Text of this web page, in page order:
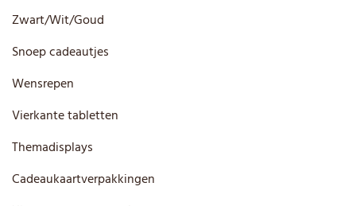
Zwart/Wit/Goud
Snoep cadeautjes
Wensrepen
Vierkante tabletten
Themadisplays
Cadeaukaartverpakkingen